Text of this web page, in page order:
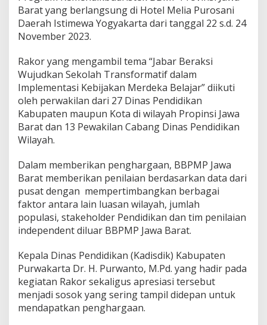
Barat yang berlangsung di Hotel Melia Purosani
Daerah Istimewa Yogyakarta dari tanggal 22 s.d. 24
November 2023.
Rakor yang mengambil tema “Jabar Beraksi
Wujudkan Sekolah Transformatif dalam
Implementasi Kebijakan Merdeka Belajar” diikuti
oleh perwakilan dari 27 Dinas Pendidikan
Kabupaten maupun Kota di wilayah Propinsi Jawa
Barat dan 13 Pewakilan Cabang Dinas Pendidikan
Wilayah.
Dalam memberikan penghargaan, BBPMP Jawa
Barat memberikan penilaian berdasarkan data dari
pusat dengan mempertimbangkan berbagai
faktor antara lain luasan wilayah, jumlah
populasi, stakeholder Pendidikan dan tim penilaian
independent diluar BBPMP Jawa Barat.
Kepala Dinas Pendidikan (Kadisdik) Kabupaten
Purwakarta Dr. H. Purwanto, M.Pd. yang hadir pada
kegiatan Rakor sekaligus apresiasi tersebut
menjadi sosok yang sering tampil didepan untuk
mendapatkan penghargaan.